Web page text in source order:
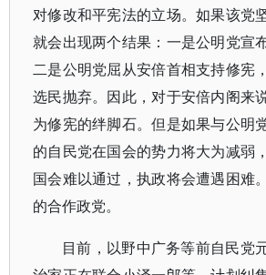
对修改和平宪法的立场。如果该党
就会出现两个结果：一是公明党宣
二是公明党屈从安倍首相支持修宪
选民抛弃。因此，对于安倍内阁来
为修宪的绊脚石。但是如果与公明
的自民党在国会的势力将大为减弱
国会难以通过，执政将会遭遇困难
的合作政党。
目前，以野中广务等前自民党